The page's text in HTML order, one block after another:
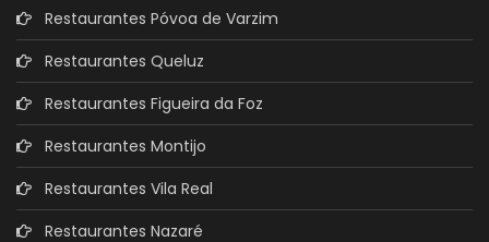
Restaurantes Póvoa de Varzim
Restaurantes Queluz
Restaurantes Figueira da Foz
Restaurantes Montijo
Restaurantes Vila Real
Restaurantes Nazaré